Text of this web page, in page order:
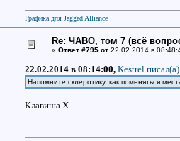
Графика для Jagged Alliance
Re: ЧАВО, том 7 (всё
« Ответ #795 от22.02.2014 в
22.02.2014 в 08:14:00, Kestrel писал(a)
Напомните склеротику, как поменяться
Клавиша X